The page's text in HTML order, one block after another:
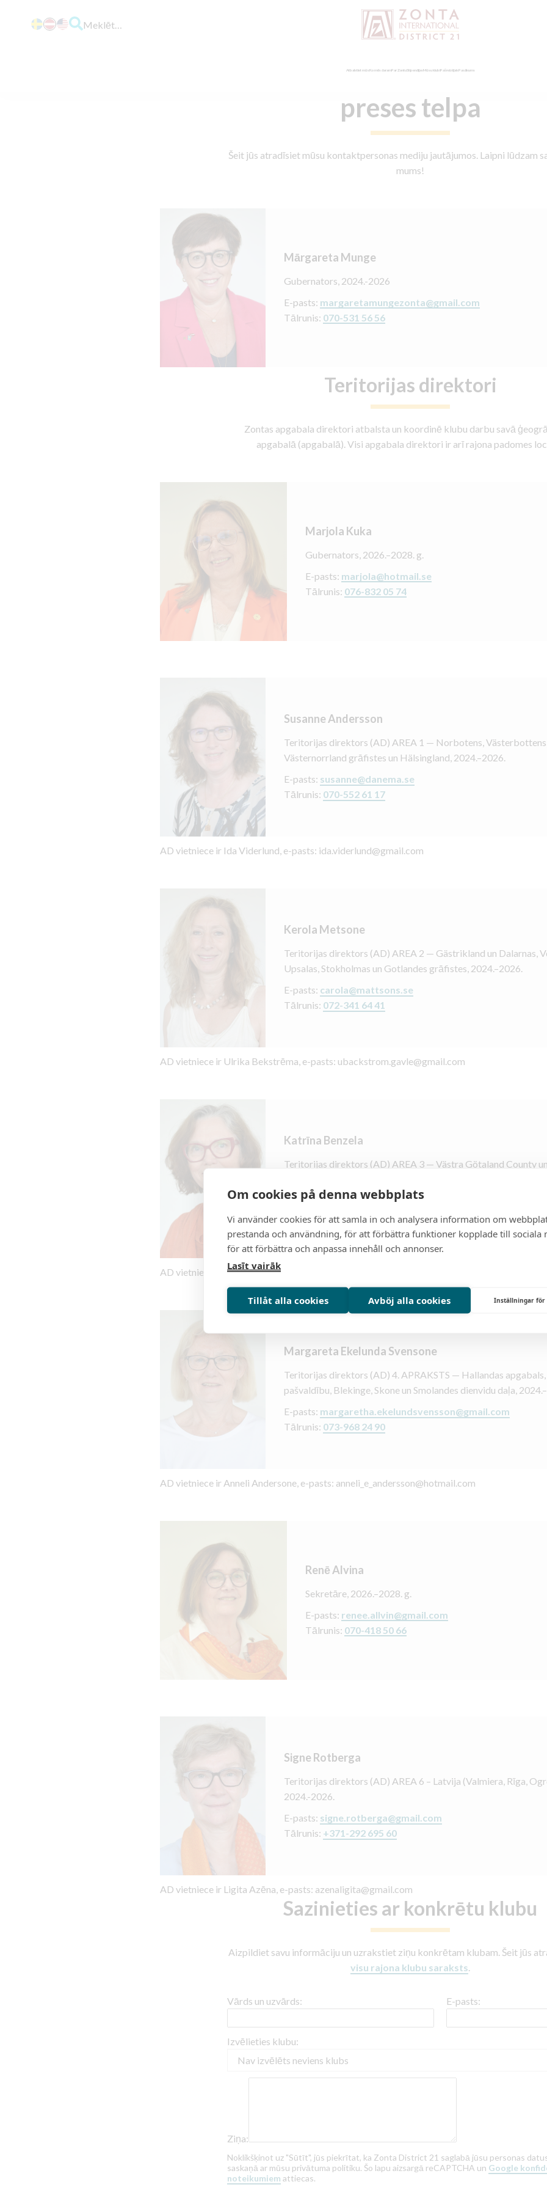
Meklēt…
Atbalstiet mūsKo mēs daramPar ZontuStipendijasMūsu klubiPašreizējaisPasākums
preses telpa
Šeit jūs atradīsiet mūsu kontaktpersonas mediju jautājumos. Laipni lūdzam
mums!
Mārgareta Munge
Gubernators, 2024.-2026
E-pasts: margaretamungezonta@gmail.com
Tālrunis: 070-531 56 56
Teritorijas direktori
Zontas apgabala direktori atbalsta un koordinē klubu darbu savā
apgabalā (apgabalā). Visi apgabala direktori ir arī rajona padomes
Marjola Kuka
Gubernators, 2026.–2028. g.
E-pasts: marjola@hotmail.se
Tālrunis: 076-832 05 74
Susanne Andersson
Teritorijas direktors (AD) AREA 1 — Norbotens,
Västernorrland grāfistes un Hälsingland, 2024.–2026.
E-pasts: susanne@danema.se
Tālrunis: 070-552 61 17
AD vietniece ir Ida Viderlund, e-pasts: ida.viderlund@gmail.com
Kerola Metsone
Teritorijas direktors (AD) AREA 2 — Gästrikland un Dalarnas,
Upsalas, Stokholmas un Gotlandes grāfistes, 2024.–2026.
E-pasts: carola@mattsons.se
Tālrunis: 072-341 64 41
AD vietniece ir Ulrika Bekstrēma, e-pasts: ubackstrom.gavle@gmail.com
Katrīna Benzela
Teritorijas direktors (AD) AREA 3 — Västra Götaland County
E-pasts:cbenzel@hotmail.com
Tālrunis:070-940 04 75
AD vietniece ir Anna Vestlinga, e-pasts: anna@westling.org
Margareta Ekelunda Svensone
Teritorijas direktors (AD) 4. APRAKSTS — Hallandas
pašvaldību, Blekinge, Skone un Smolandes dienvidu daļa,
E-pasts: margaretha.ekelundsvensson@gmail.com
Tālrunis: 073-968 24 90
AD vietniece ir Anneli Andersone, e-pasts: anneli_e_andersson@hotmail.com
Renē Alvina
Sekretāre, 2026.–2028. g.
E-pasts: renee.allvin@gmail.com
Tālrunis: 070-418 50 66
Signe Rotberga
Teritorijas direktors (AD) AREA 6 – Latvija (Valmiera, Rīga,
2024.-2026.
E-pasts: signe.rotberga@gmail.com
Tālrunis: +371-292 695 60
AD vietniece ir Ligita Azēna, e-pasts: azenaligita@gmail.com
Sazinieties ar konkrētu klubu
Aizpildiet savu informāciju un uzrakstiet ziņu konkrētam klubam. Šeit jūs
visu rajona klubu saraksts.
Vārds un uzvārds: E-pasts:
Izvēlieties klubu:
Ziņa:
Noklikšķinot uz "Sūtīt", jūs piekrītat, ka Zonta District 21 saglabā jūsu personas
saskaņā ar mūsu privātuma politiku. Šo lapu aizsargā reCAPTCHA un Google
noteikumiem attiecas.
Om cookies på denna webbplats
Vi använder cookies för att samla in och analysera information om
prestanda och användning, för att förbättra funktioner kopplade till sociala
för att förbättra och anpassa innehåll och annonser.
Lasīt vairāk
Tillåt alla cookies Avböj alla cookies Inställningar för